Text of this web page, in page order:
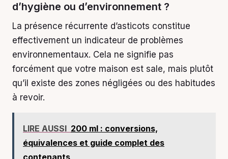
d’hygiène ou d’environnement ?
La présence récurrente d’asticots constitue
effectivement un indicateur de problèmes
environnementaux. Cela ne signifie pas
forcément que votre maison est sale, mais plutôt
qu’il existe des zones négligées ou des habitudes
à revoir.
LIRE AUSSI 200 ml : conversions,
équivalences et guide complet des